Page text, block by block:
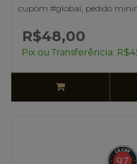
cupom #global, pedido
R$48,00
Pix ou Transferência: